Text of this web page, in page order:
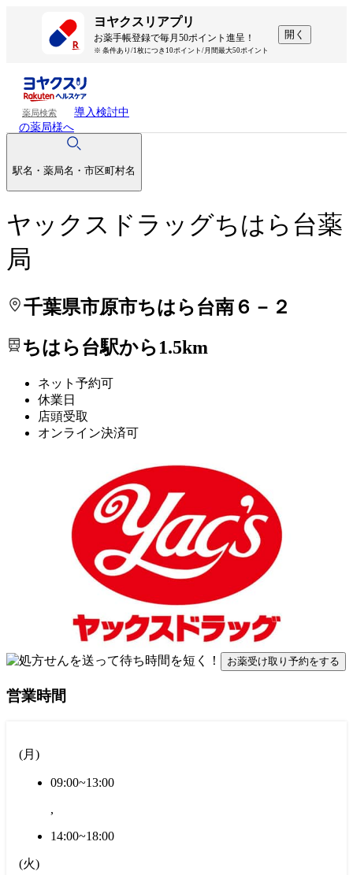
ヨヤクスリアプリ
お薬手帳登録で毎月50ポイント進呈！
※ 条件あり/1枚につき10ポイント/月間最大50ポイント
開く
薬局検索
導入検討中
の薬局様へ
駅名・薬局名・市区町村名
ヤックスドラッグちはら台薬
局
千葉県市原市ちはら台南６－２
ちはら台駅から1.5km
ネット予約可
休業日
店頭受取
オンライン決済可
処方せんを送って待ち時間を短く！
お薬受け取り予約をする
営業時間
(月 )
09:00~13:00
,
14:00~18:00
(火)
処方せんを送って待ち時間を短く！